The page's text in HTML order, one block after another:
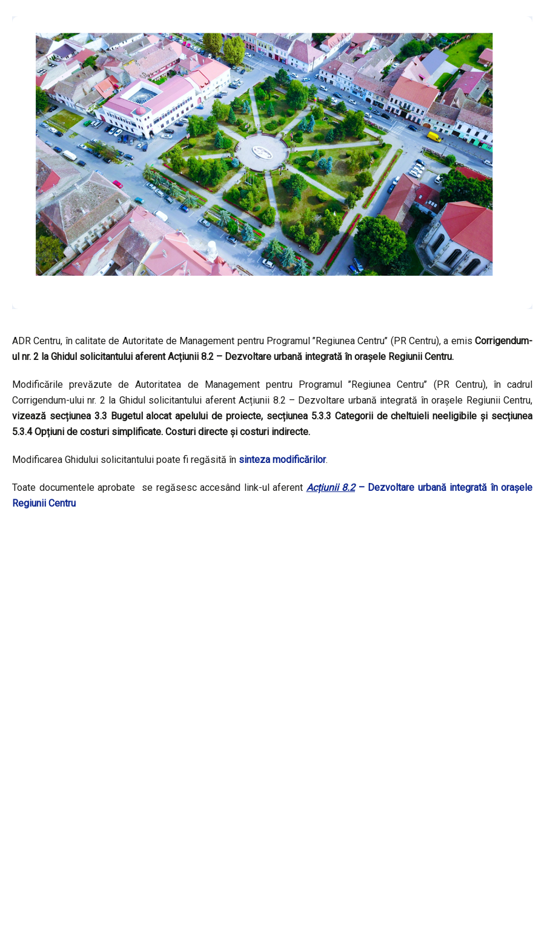
ADR Centru, în calitate de Autoritate de Management pentru Programul ’’Regiunea Centru’’ (PR Centru), a emis Corrigendum-
ul nr. 2 la Ghidul solicitantului aferent Acțiunii 8.2 – Dezvoltare urbană integrată în orașele Regiunii Centru.
Modificările prevăzute de Autoritatea de Management pentru Programul ’’Regiunea Centru’’ (PR Centru), în cadrul
Corrigendum-ului nr. 2 la Ghidul solicitantului aferent Acțiunii 8.2 – Dezvoltare urbană integrată în orașele Regiunii Centru,
vizează secțiunea 3.3 Bugetul alocat apelului de proiecte, secțiunea 5.3.3 Categorii de cheltuieli neeligibile și secțiunea
5.3.4 Opțiuni de costuri simplificate. Costuri directe și costuri indirecte.
Modificarea Ghidului solicitantului poate fi regăsită în sinteza modificărilor.
Toate documentele aprobate se regăsesc accesând link-ul aferent Acțiunii 8.2– Dezvoltare urbană integrată în orașele
Regiunii Centru